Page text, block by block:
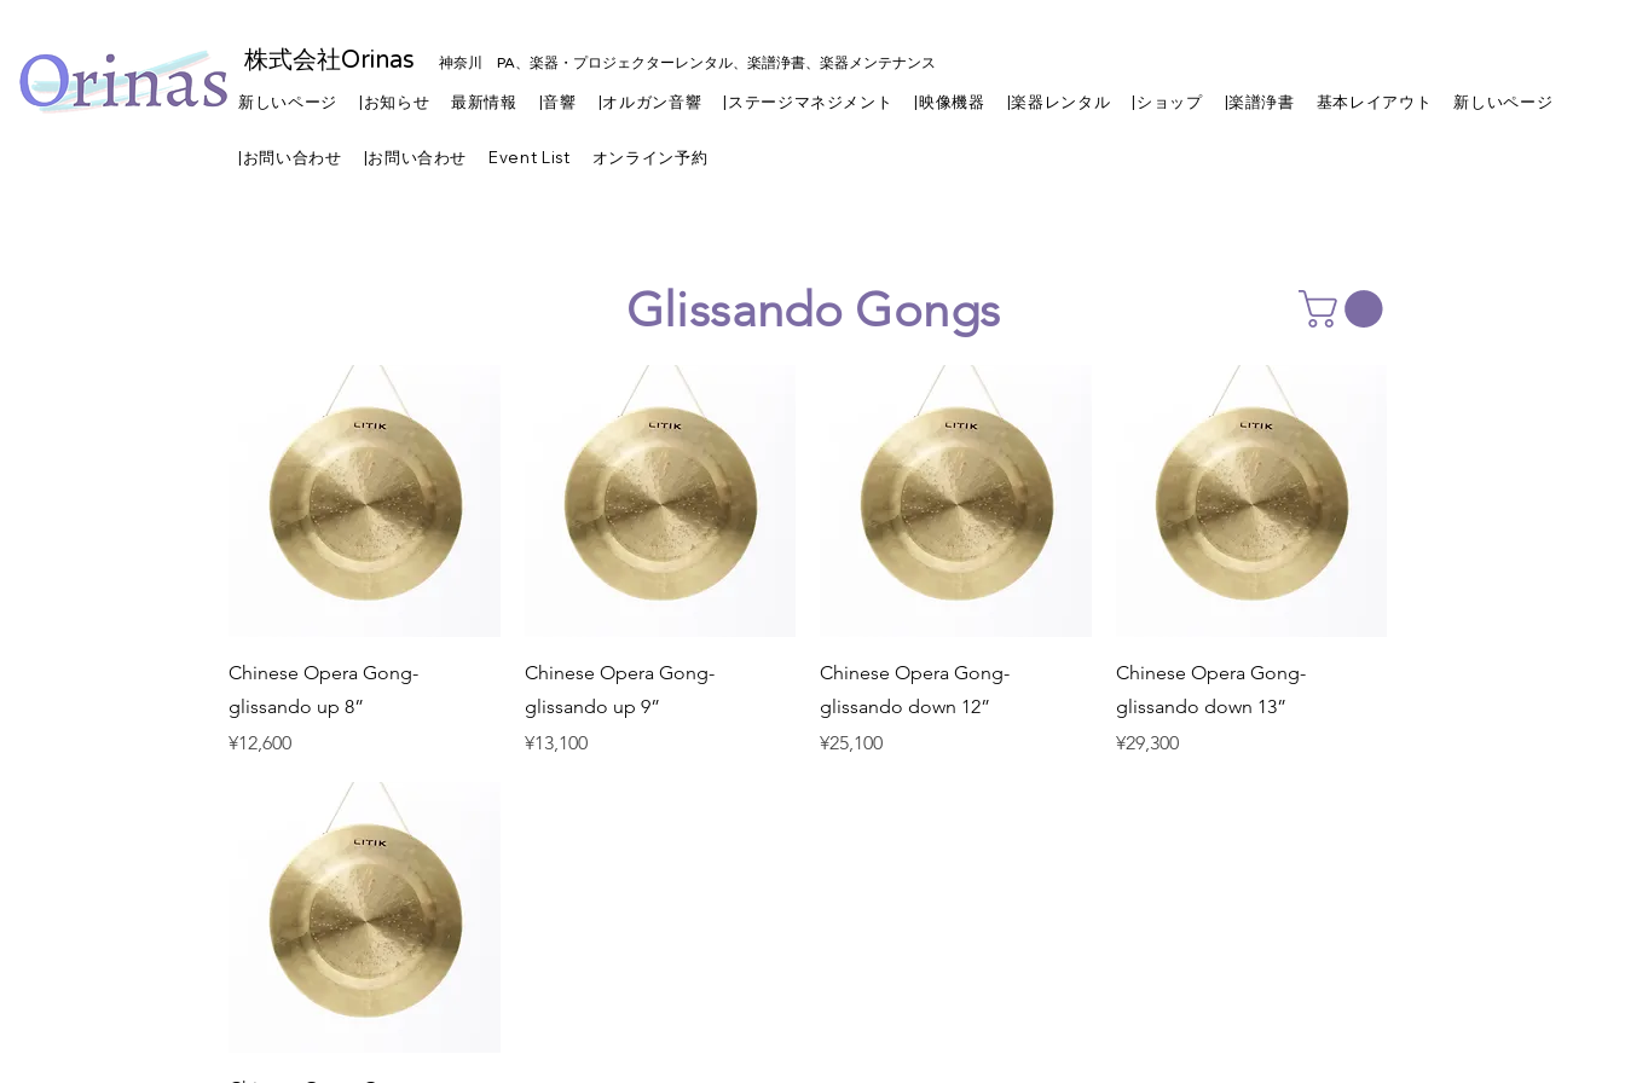
株式会社Orinas 神奈川 PA、楽器・プロジェクターレンタル、楽譜浄書、楽器メンテナンス
新しいページ |お知らせ 最新情報 |音響 |オルガン音響 |ステージマネジメント |映像機器 |楽器レンタル |ショップ |楽譜浄書 基本レイアウト 新しいページ
|お問い合わせ |お問い合わせ Event List オンライン予約
Glissando Gongs
Quick View
Chinese Opera Gong-
glissando up 8”
Price
¥12,600
Quick View
Chinese Opera Gong-
glissando up 9”
Price
¥13,100
Quick View
Chinese Opera Gong-
glissando down 12”
Price
¥25,100
Quick View
Chinese Opera Gong-
glissando down 13”
Price
¥29,300